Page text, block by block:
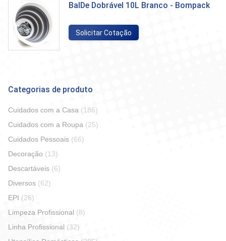
BalDe Dobrável 10L Branco - Bompack
Solicitar Cotação
Categorias de produto
Cuidados com a Casa (186)
Cuidados com a Roupa (25)
Cuidados Pessoais (66)
Decoração (13)
Descartáveis (6)
Diversos (62)
EPI (26)
Limpeza Profissional (8)
Linha Profissional (32)